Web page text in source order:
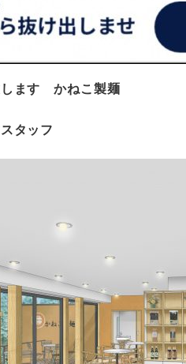
します かねこ製麺
タッフ